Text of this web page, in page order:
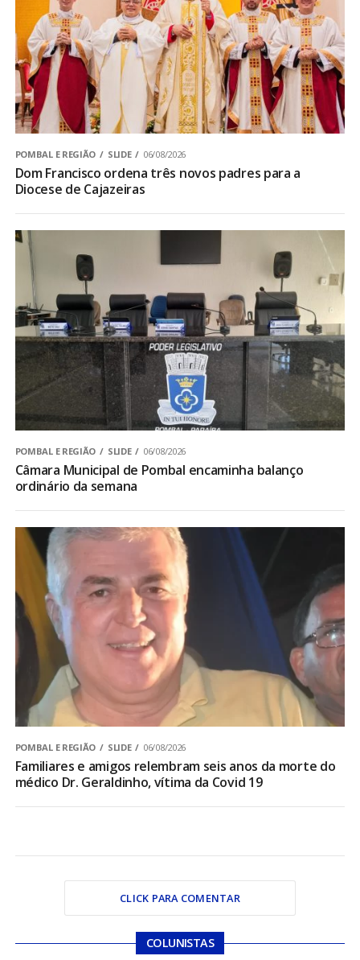
POMBAL E REGIÃO SLIDE 06/08/2026
Dom Francisco ordena três novos padres para a
Diocese de Cajazeiras
POMBAL E REGIÃO SLIDE 06/08/2026
Câmara Municipal de Pombal encaminha balanço
ordinário da semana
POMBAL E REGIÃO SLIDE 06/08/2026
Familiares e amigos relembram seis anos da morte do
médico Dr. Geraldinho, vítima da Covid 19
CLICK PARA COMENTAR
COLUNISTAS